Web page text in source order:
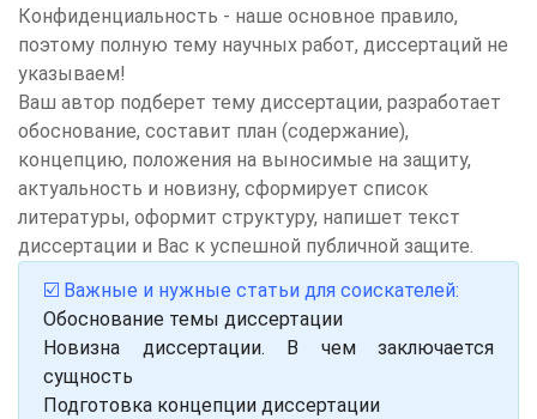
Конфиденциальность - наше основное правило,
поэтому полную тему научных работ, диссертаций не
указываем!
Ваш автор подберет тему диссертации, разработает
обоснование, составит план (содержание),
концепцию, положения на выносимые на защиту,
актуальность и новизну, сформирует список
литературы, оформит структуру, напишет текст
диссертации и Вас к успешной публичной защите.
☑️ Важные и нужные статьи для соискателей:
Обоснование темы диссертации
Новизна диссертации. В чем заключается
сущность
Подготовка концепции диссертации